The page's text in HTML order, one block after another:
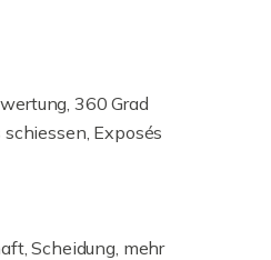
360 Grad
Exposés
Scheidung, mehr